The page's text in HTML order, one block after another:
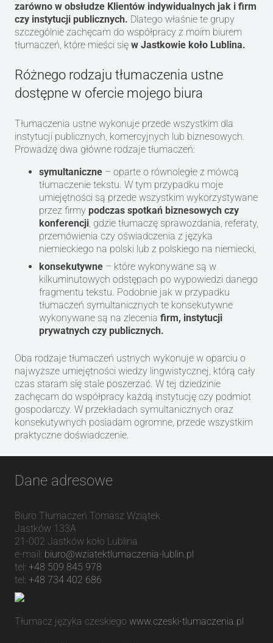
zarówno w obsłudze Klientów indywidualnych jak i firm
czy instytucji publicznych. Dlatego właśnie te grupy
szczególnie zachęcam do współpracy z moim biurem
tłumaczeń, które mieści się w Jastkowie koło Lublina.
Różnego rodzaju tłumaczenia ustne
dostępne w ofercie mojego biura
Tłumaczenia ustne wykonuje przede wszystkim dla
instytucji publicznych, komercyjnych lub biznesowych.
Prowadzę dwa główne rodzaje tłumaczeń:
symultaniczne – oparte o równoległe z mówcą
tłumaczenie tekstu. W tym przypadku moje
umiejętności są przede wszystkim wykorzystywane
przez firmy podczas spotkań biznesowych czy
konferencji, gdzie tłumaczę sprawozdania, referaty,
przemówienia czy oświadczenia z języka
niemieckiego na polski lub z polskiego na niemiecki,
konsekutywne – które wykonywane są w
kilkuminutowych odstępach po wypowiedzi danego
fragmentu tekstu. Podobnie jak w przypadku
tłumaczeń symultanicznych te konsekutywne
wykonywane są na zlecenia firm, instytucji
prywatnych czy publicznych.
Oba rodzaje tłumaczeń ustnych wykonuje w oparciu o
najwyższe umiejętności wiedzy lingwistycznej, którą cały
czas staram się stale poszerzać. W tej dziedzinie
zachęcam do współpracy każdą instytucję czy podmiot
gospodarczy. W przekładach symultanicznych oraz
konsekutywnych posiadam ogromne, przede wszystkim
praktyczne doświadczenie.
Dane adresowe
Biuro Tłumaczeń Tomasz Wziątek
Jastków 133A
21-002 Jastków koło Lublina
e-mail: biuro@wziatektlumaczenia-lublin.pl
tel: +48 509 845 978
tel: +48 734 402 686
Tłumacz języka czeskiego www.czeski-tlumaczenia.pl